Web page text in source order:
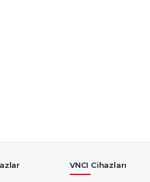
VNCI Cihazları